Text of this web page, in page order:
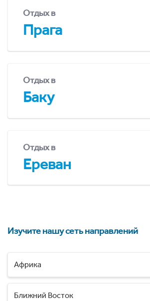
Отдых в
Прага
Отдых в
Баку
Отдых в
Ереван
Изучите нашу сеть направлений
Африка
Ближний Восток